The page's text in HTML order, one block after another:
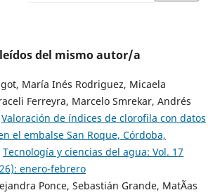
del mismo autor/a
María Inés Rodriguez, Micaela
Ferreyra, Marcelo Smrekar, Andrés
Valoración de índices de clorofila con datos
el embalse San Roque, Córdoba,
Tecnología y ciencias del agua: Vol. 17
enero-febrero
Ponce, Sebastián Grande, MatÃ­as